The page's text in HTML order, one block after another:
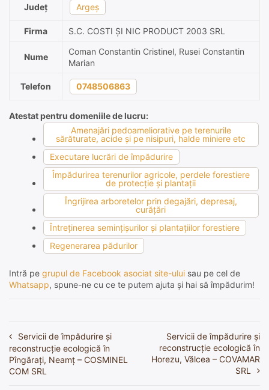
Județ Argeș
Firma S.C. COSTI ȘI NIC PRODUCT 2003 SRL
Nume
Coman Constantin Cristinel, Rusei Constantin
Marian
Telefon 0748506863
Atestat pentru domeniile de lucru:
Amenajări pedoameliorative pe terenurile
sărăturate, acide şi pe nisipuri, halde miniere etc
Executare lucrări de împădurire
Împădurirea terenurilor agricole, perdele forestiere
de protecţie şi plantaţii
Îngrijirea arboretelor prin degajări, depresaj,
curăţări
Întreţinerea seminţişurilor şi plantaţiilor forestiere
Regenerarea pădurilor
Intră pe grupul de Facebook asociat site-ului sau pe cel de
Whatsapp, spune-ne cu ce te putem ajuta și hai să împădurim!
Navigare
în
articole
Servicii de împădurire și
reconstrucție ecologică în
Pîngărați, Neamț – COSMINEL
COM SRL
Servicii de împădurire și
reconstrucție ecologică în
Horezu, Vălcea – COVAMAR
SRL